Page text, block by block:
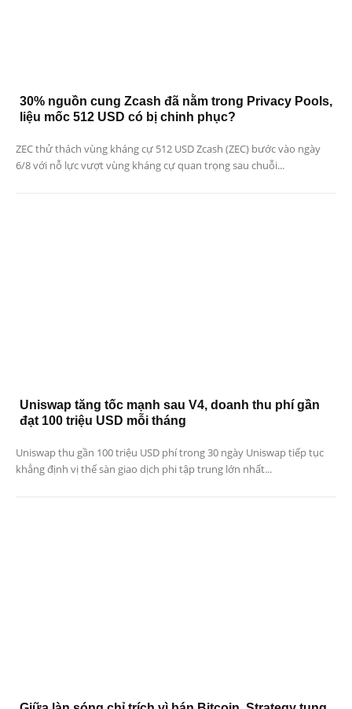
30% nguồn cung Zcash đã nằm trong Privacy Pools,
liệu mốc 512 USD có bị chinh phục?
ZEC thử thách vùng kháng cự 512 USD Zcash (ZEC) bước vào ngày
6/8 với nỗ lực vượt vùng kháng cự quan trọng sau chuỗi...
Uniswap tăng tốc mạnh sau V4, doanh thu phí gần
đạt 100 triệu USD mỗi tháng
Uniswap thu gần 100 triệu USD phí trong 30 ngày Uniswap tiếp tục
khẳng định vị thế sàn giao dịch phi tập trung lớn nhất...